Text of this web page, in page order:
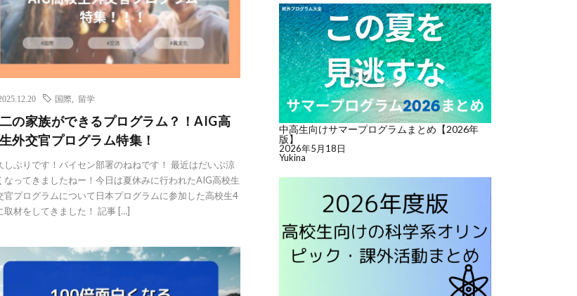
国際 留学
の家族ができるプログラム？！AIG高
外交官プログラム特集！
しぶりです！パイセン部署のねねです！ 最近はだいぶ涼
なってきましたねー！今日は夏休みに行われたAIG高校生
官プログラムについて日本プログラムに参加した高校生4
取材をしてきました！ 記事 […]
中高生向けサマープログラムまとめ【2026年
版】
2026年5月18日
Yukina